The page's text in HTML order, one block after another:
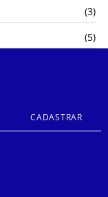
(3)
(5)
CADASTRAR